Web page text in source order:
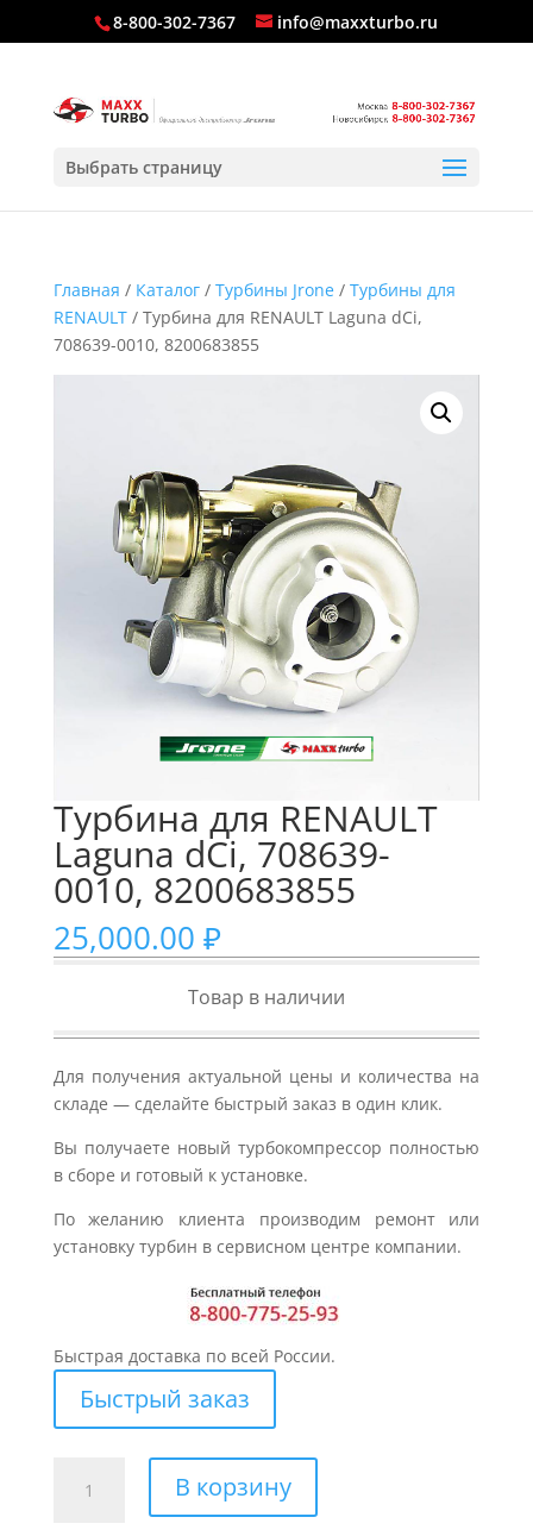
8-800-302-7367 info@maxxturbo.ru
Выбрать страницу
Главная / Каталог/ Турбины Jrone/ Турбины для
RENAULT/ Турбина для RENAULT Laguna dCi,
708639-0010, 8200683855
Турбина для RENAULT
Laguna dCi, 708639-
0010, 8200683855
25,000.00 ₽
Товар в наличии
Для получения актуальной цены и количества на
складе — сделайте быстрый заказ в один клик.
Вы получаете новый турбокомпрессор полностью
в сборе и готовый к установке.
По желанию клиента производим ремонт или
установку турбин в сервисном центре компании.
Быстрая доставка по всей России.
Быстрый заказ
товара
В корзину